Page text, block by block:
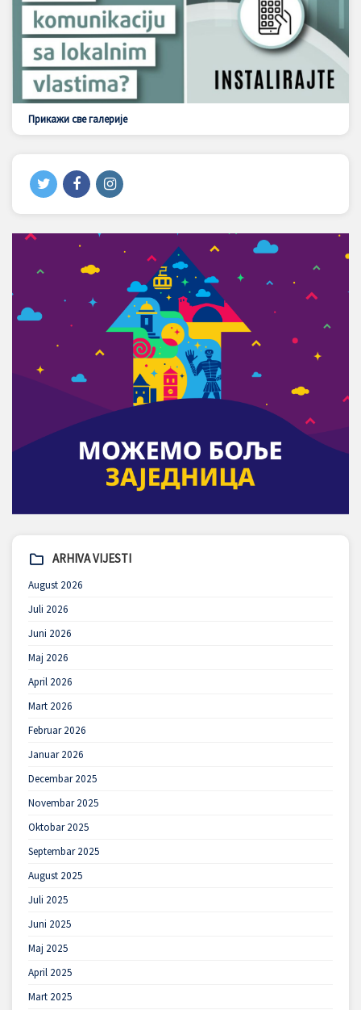
Прикажи све галерије
ARHIVA VIJESTI
August 2026
Juli 2026
Juni 2026
Maj 2026
April 2026
Mart 2026
Februar 2026
Januar 2026
Decembar 2025
Novembar 2025
Oktobar 2025
Septembar 2025
August 2025
Juli 2025
Juni 2025
Maj 2025
April 2025
Mart 2025